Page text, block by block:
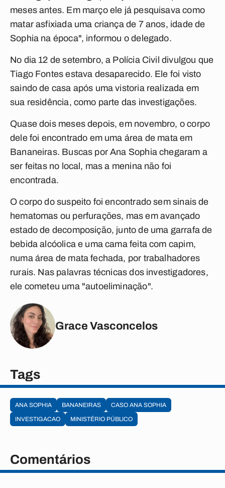
meses antes. Em março ele já pesquisava como
matar asfixiada uma criança de 7 anos, idade de
Sophia na época", informou o delegado.
No dia 12 de setembro, a Polícia Civil divulgou que
Tiago Fontes estava desaparecido. Ele foi visto
saindo de casa após uma vistoria realizada em
sua residência, como parte das investigações.
Quase dois meses depois, em novembro, o corpo
dele foi encontrado em uma área de mata em
Bananeiras. Buscas por Ana Sophia chegaram a
ser feitas no local, mas a menina não foi
encontrada.
O corpo do suspeito foi encontrado sem sinais de
hematomas ou perfurações, mas em avançado
estado de decomposição, junto de uma garrafa de
bebida alcóolica e uma cama feita com capim,
numa área de mata fechada, por trabalhadores
rurais. Nas palavras técnicas dos investigadores,
ele cometeu uma "autoeliminação".
Grace Vasconcelos
Tags
ANA SOPHIA BANANEIRAS
CASO ANA SOPHIA
INVESTIGACAO
MINISTÉRIO PÚBLICO
Comentários